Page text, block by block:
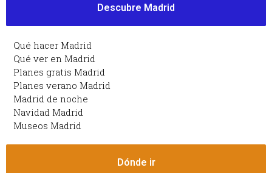
Descubre Madrid
Qué hacer Madrid
Qué ver en Madrid
Planes gratis Madrid
Planes verano Madrid
Madrid de noche
Navidad Madrid
Museos Madrid
Dónde ir